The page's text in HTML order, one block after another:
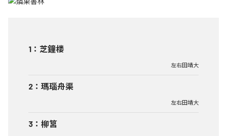
1 ： 芝鐘楼
左右田靖大
2 ： 瑪瑙舟渠
左右田靖大
3 ： 柳筥